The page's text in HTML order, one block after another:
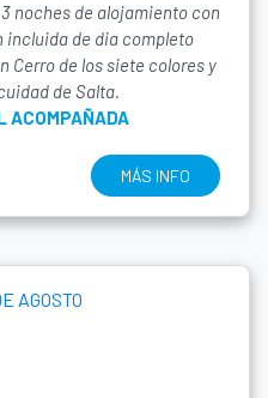
noches de alojamiento con
incluida de dia completo
Cerro de los siete colores y
de Salta.
ACOMPAÑADA
MÁS INFO